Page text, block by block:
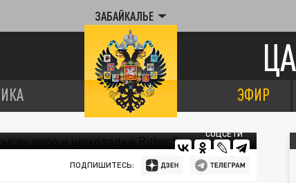
ЗАБАЙКАЛЬЕ
ЭФИР
СОЦСЕТИ
ПОДПИШИТЕСЬ: